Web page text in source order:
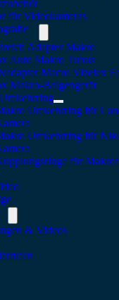
für Videokameras
Adapter Makro
Auto Makro Tubus
Macro Vizelex
Makro-Balgengerät
Umkehrring für
Umkehrring für
für
& Videos